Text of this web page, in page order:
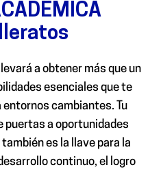
a obtener más que un
esenciales que te
cambiantes. Tu
puertas a oportunidades
es la llave para la
continuo, el logro